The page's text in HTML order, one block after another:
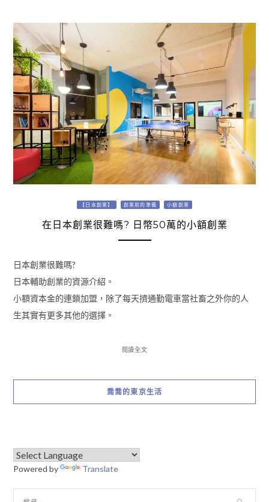
【日本創業】 創業前的準備 小額創業
在日本創業很難嗎? 日幣50萬的小額創業
日本創業很難嗎?
日本輔助創業的資源介紹。
小額資本金的連鎖加盟，除了每天擠通勤電車當社畜之外你的人
生其實有更多其他的選擇。
閱讀全文
喬喬的東京生活
Powered by Translate